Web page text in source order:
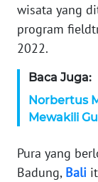
wisata yang
program
2022.
Baca Juga:
‎Norbertus
Mewakili
Pura yang
Badung, Bali
WAHANA
OTOMOTIF
HEALTH
WAHANA
WISATA